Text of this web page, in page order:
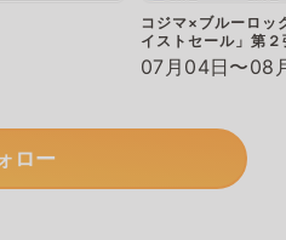
コジマ×ブルーロ
イストセール」第２
07月04日〜08
ロー